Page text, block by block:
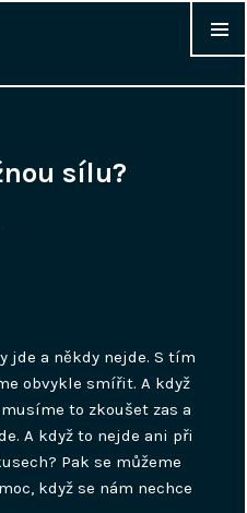
sílu?
jde a někdy nejde. S tím
obvykle smířit. A když
to zkoušet zas a
A když to nejde ani při
Pak se můžeme
když se nám nechce